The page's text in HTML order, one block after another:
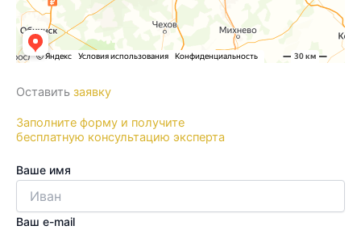
Оставить заявку
Заполните форму и получите
бесплатную консультацию эксперта
Ваше имя
Ваш e-mail